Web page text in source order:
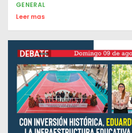
GENERAL
Leer mas